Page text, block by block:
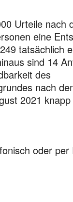
Urteile nach
eine
tatsächlich
sind 14
des
nach
2021
oder per